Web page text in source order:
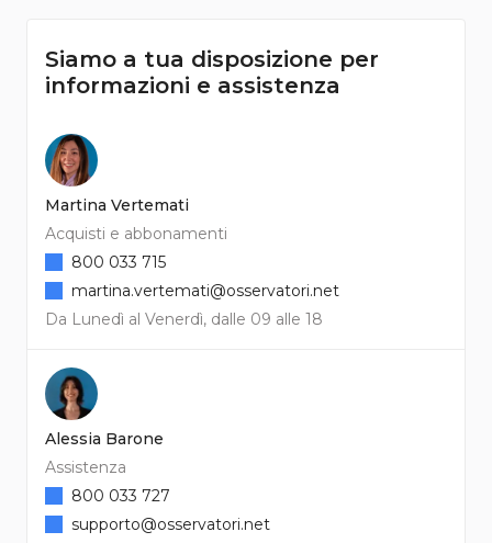
Siamo a tua disposizione per
informazioni e assistenza
Martina Vertemati
Acquisti e abbonamenti
Da Lunedì al Venerdì, dalle 09 alle 18
800 033 715
martina.vertemati@osservatori.net
Alessia Barone
Assistenza
800 033 727
supporto@osservatori.net